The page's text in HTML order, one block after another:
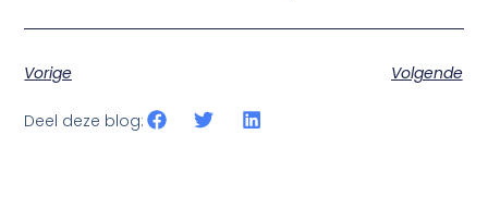
Vorige Volgende
Deel deze blog: